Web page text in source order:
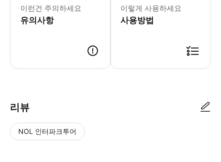
이런건 주의하세요
유의사항
이렇게 사용하세요
사용방법
리뷰
NOL 인터파크투어